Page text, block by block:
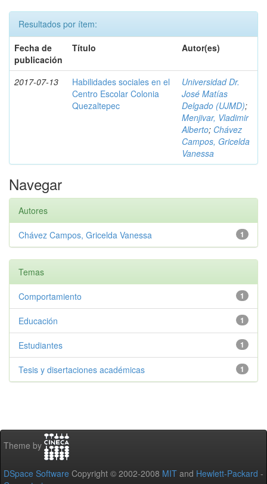
Resultados por ítem:
Fecha de
publicación
Título Autor(es)
2017-07-13
Habilidades sociales en el
Centro Escolar Colonia
Quezaltepec
Universidad Dr.
José Matías
Delgado (UJMD);
Menjivar, Vladimir
Alberto; Chávez
Campos, Gricelda
Vanessa
Navegar
Autores
1
Chávez Campos, Gricelda Vanessa
Temas
1
Comportamiento
1
Educación
1
Estudiantes
1
Tesis y disertaciones académicas
Theme by
DSpace Software Copyright © 2002-2008 MIT and Hewlett-Packard -